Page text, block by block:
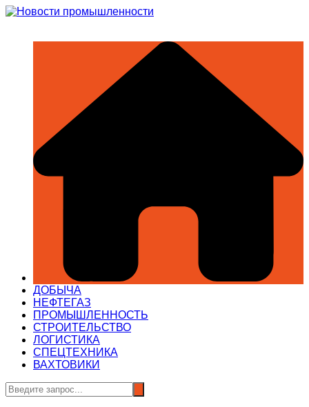
Перейти
ДОБЫЧА
НЕФТЕГАЗ
ПРОМЫШЛЕННОСТЬ
СТРОИТЕЛЬСТВО
ЛОГИСТИКА
СПЕЦТЕХНИКА
ВАХТОВИКИ